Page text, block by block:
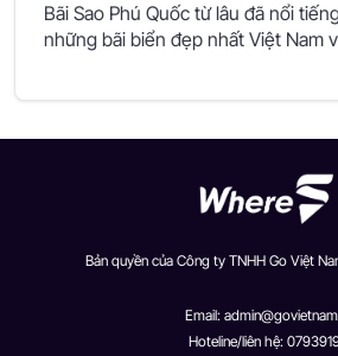
Bãi Sao Phú Quốc từ lâu đã nổi
những bãi biển đẹp nhất Việt Nam
Bản quyền của Công ty TNHH Go Việt
Email:
Hoteline/liên hệ: